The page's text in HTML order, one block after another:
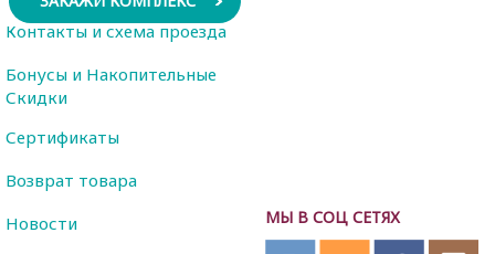
МЫ В СОЦ СЕТЯХ
Контакты и схема проезда
Бонусы и Накопительные
Скидки
Сертификаты
Возврат товара
Новости